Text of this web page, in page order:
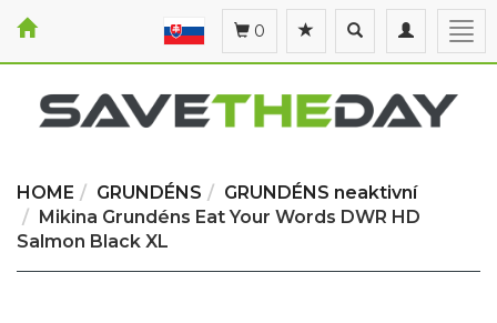
Toggle
navigation
Toggle
search
0
HOME GRUNDÉNS
GRUNDÉNS neaktivní
Mikina Grundéns Eat Your Words DWR HD
Salmon Black XL